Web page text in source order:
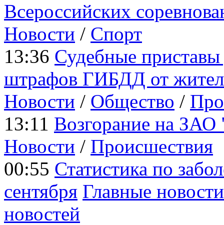
Всероссийских
Новости / Cпорт
13:36 Судебные
штрафов ГИБДД от
Новости / Общество /
13:11 Возгорание на
Новости / Происшествия
00:55 Статистика по
сентября Главные новости
новостей